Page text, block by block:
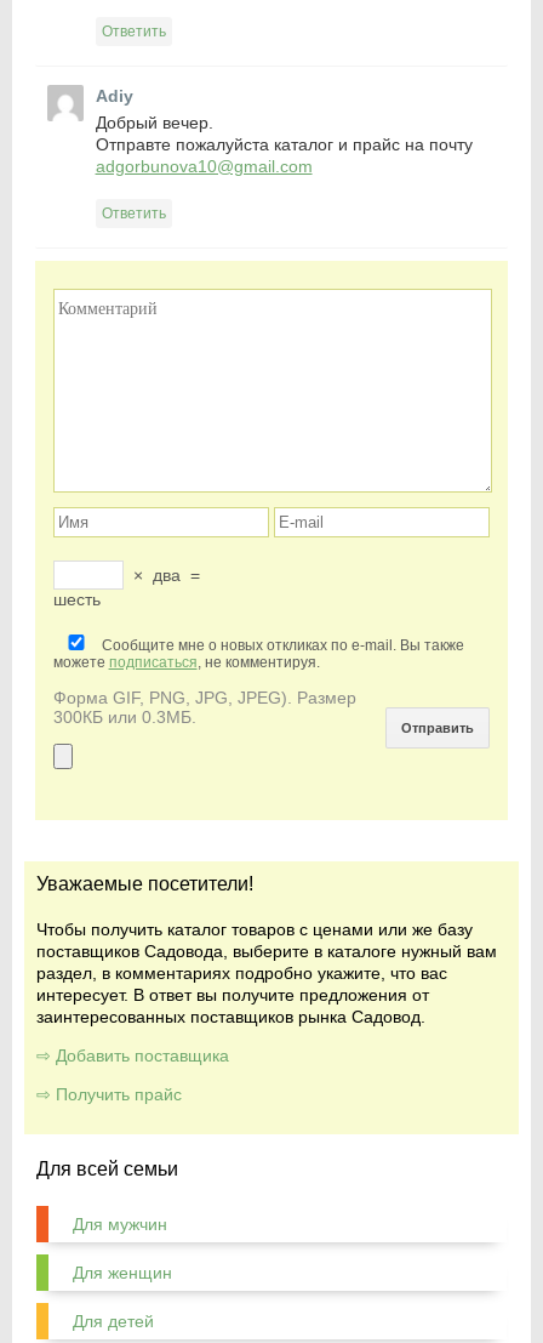
Ответить
Adiy
Добрый вечер.
Отправте пожалуйста каталог и прайс на почту
adgorbunova10@gmail.com
Ответить
× два =
шесть
Сообщите мне о новых откликах по e-mail. Вы также
можете подписаться, не комментируя.
Форма GIF, PNG, JPG, JPEG). Размер
300КБ или 0.3МБ.
Уважаемые посетители!
Чтобы получить каталог товаров с ценами или же базу
поставщиков Садовода, выберите в каталоге нужный вам
раздел, в комментариях подробно укажите, что вас
интересует. В ответ вы получите предложения от
заинтересованных поставщиков рынка Садовод.
⇨ Добавить поставщика
⇨ Получить прайс
Для всей семьи
Для мужчин
Для женщин
Для детей